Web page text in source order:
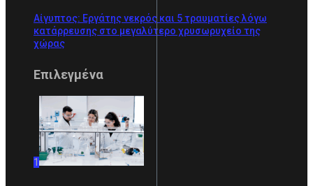
Αίγυπτος: Εργάτης νεκρός και 5 τραυματίες λόγω
κατάρρευσης στο μεγαλύτερο χρυσωρυχείο της
χώρας
Επιλεγμένα
1